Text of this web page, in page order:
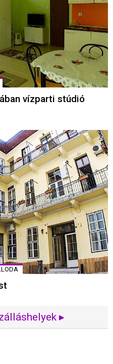
vízparti stúdió
▸